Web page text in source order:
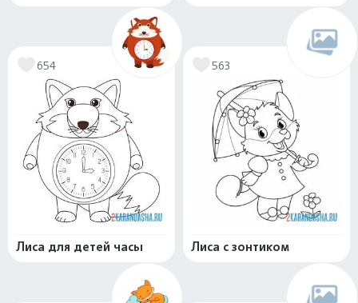
654
Лиса для детей часы
563
Лиса с зонтиком